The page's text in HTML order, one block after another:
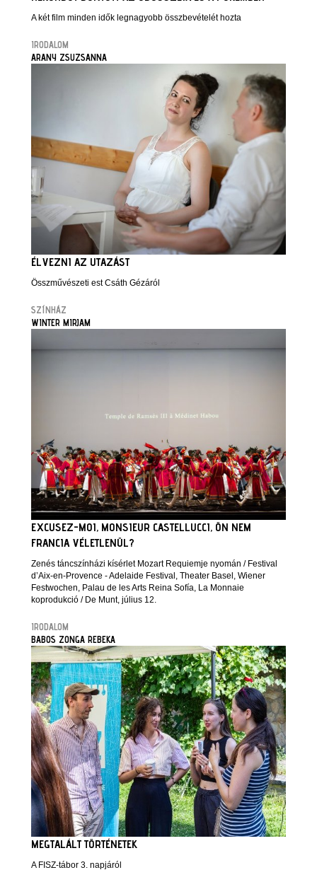
A két film minden idők legnagyobb összbevételét hozta
IRODALOM
ARANY ZSUZSANNA
ÉLVEZNI AZ UTAZÁST
Összművészeti est Csáth Gézáról
SZÍNHÁZ
WINTER MIRJAM
EXCUSEZ-MOI, MONSIEUR CASTELLUCCI, ÖN NEM
FRANCIA VÉLETLENÜL?
Zenés táncszínházi kísérlet Mozart Requiemje nyomán / Festival
d’Aix-en-Provence - Adelaide Festival, Theater Basel, Wiener
Festwochen, Palau de les Arts Reina Sofía, La Monnaie
koprodukció / De Munt, július 12.
IRODALOM
BABOS ZONGA REBEKA
MEGTALÁLT TÖRTÉNETEK
A FISZ-tábor 3. napjáról